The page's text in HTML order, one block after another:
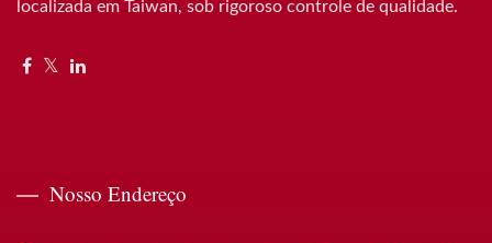
localizada em Taiwan, sob rigoroso controle de qualidade.
Nosso Endereço